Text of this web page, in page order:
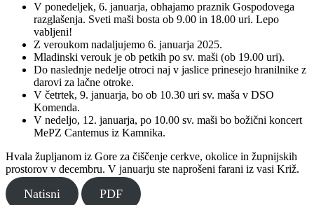
V ponedeljek, 6. januarja, obhajamo praznik Gospodovega
razglašenja. Sveti maši bosta ob 9.00 in 18.00 uri. Lepo
vabljeni!
Z veroukom nadaljujemo 6. januarja 2025.
Mladinski verouk je ob petkih po sv. maši (ob 19.00 uri).
Do naslednje nedelje otroci naj v jaslice prinesejo hranilnike z
darovi za lačne otroke.
V četrtek, 9. januarja, bo ob 10.30 uri sv. maša v DSO
Komenda.
V nedeljo, 12. januarja, po 10.00 sv. maši bo božični koncert
MePZ Cantemus iz Kamnika.
Hvala župljanom iz Gore za čiščenje cerkve, okolice in župnijskih
prostorov v decembru. V januarju ste naprošeni farani iz vasi Križ.
Natisni PDF